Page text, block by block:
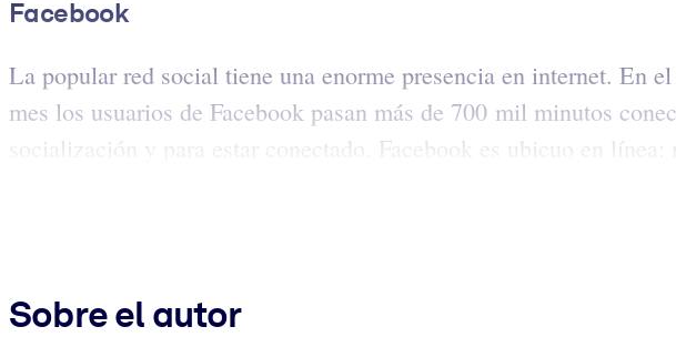
Facebook
La popular red social tiene una enorme presencia en internet. En
mes los usuarios de Facebook pasan más de 700 mil minutos
socialización y para estar conectado. Facebook es ubicuo en
Sobre el autor